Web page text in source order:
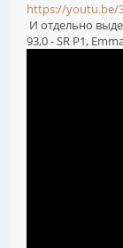
https://youtu.be/
И отдельно
93,0 - SR P1,